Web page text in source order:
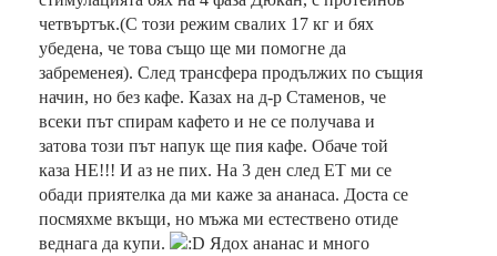
четвъртък.(С този режим свалих 17 кг и бях
убедена, че това също ще ми помогне да
забременея). След трансфера продължих по същия
начин, но без кафе. Казах на д-р Стаменов, че
всеки път спирам кафето и не се получава и
затова този път напук ще пия кафе. Обаче той
каза НЕ!!! И аз не пих. На 3 ден след ЕТ ми се
обади приятелка да ми каже за ананаса. Доста се
посмяхме вкъщи, но мъжа ми естествено отиде
веднага да купи.
Ядох ананас и много